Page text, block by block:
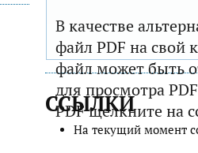
В качестве
файл PDF на свой
файл может быть
для просмотра
PDF щелкните на
ССЫЛКИ
На текущий момент